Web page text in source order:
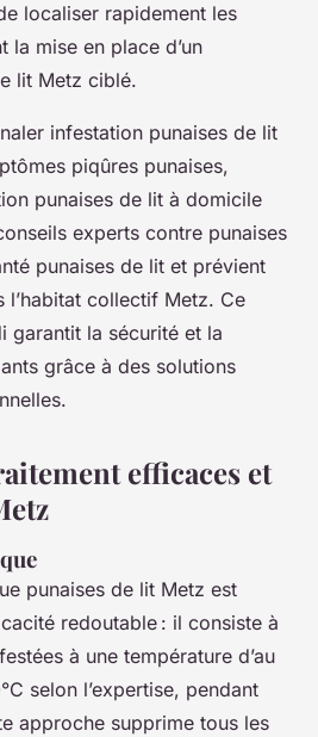
localiser rapidement les
la mise en place d’un
lit Metz ciblé.
infestation punaises de lit
piqûres punaises,
punaises de lit à domicile
experts contre punaises
punaises de lit et prévient
l’habitat collectif Metz. Ce
garantit la sécurité et la
grâce à des solutions
efficaces et
punaises de lit Metz est
redoutable : il consiste à
à une température d’au
selon l’expertise, pendant
approche supprime tous les